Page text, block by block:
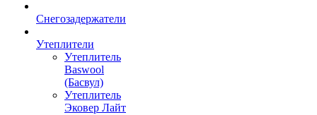
Снегозадержатели
Утеплители
Утеплитель
Baswool
(Басвул)
Утеплитель
Эковер Лайт